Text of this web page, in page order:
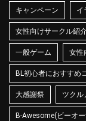
キャンペーン イ
女性向けサークル紹
一般ゲーム 女性
BL初心者におすすめ
大感謝祭 ツクル
B-Awesome(ビーオ